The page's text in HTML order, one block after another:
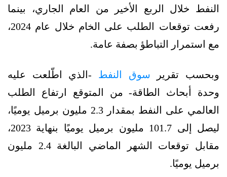
النفط خلال الربع الأخير من العام الجاري، بينما
رفعت توقعات الطلب على الخام خلال عام 2024،
مع استمرار التباطؤ بصفة عامة.
وبحسب تقرير سوق النفط -الذي اطّلعت عليه
وحدة أبحاث الطاقة- من المتوقع ارتفاع الطلب
العالمي على النفط بمقدار 2.3 مليون برميل يوميًا،
ليصل إلى 101.7 مليون برميل يوميًا بنهاية 2023،
مقابل توقعات الشهر الماضي البالغة 2.4 مليون
برميل يوميًا.